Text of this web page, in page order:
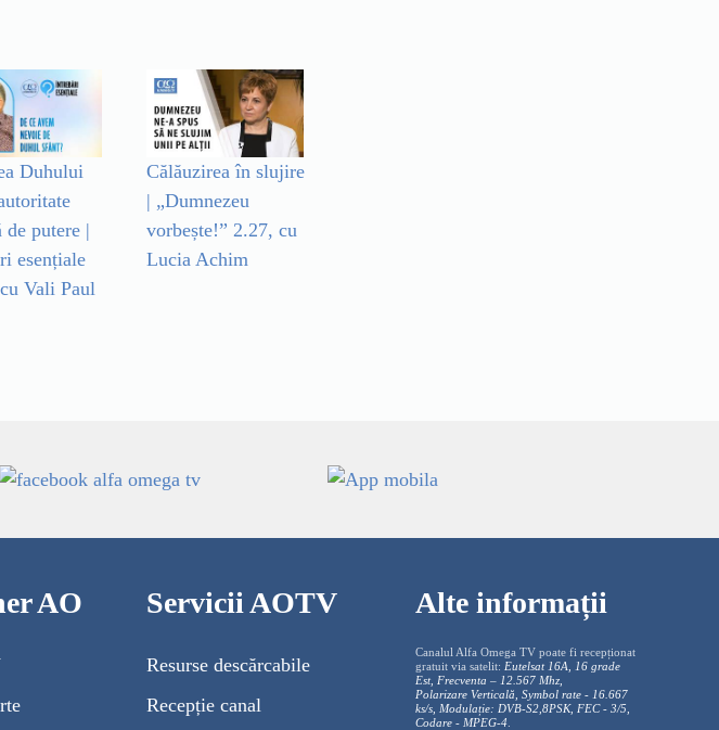
Duhului
de putere |
esențiale
Vali Paul
Călăuzirea în slujire
| „Dumnezeu
vorbește!” 2.27, cu
Lucia Achim
AO Servicii AOTV
Resurse descărcabile
Recepție canal
Alte informații
Canalul Alfa Omega TV poate fi recepționat
gratuit via satelit: Eutelsat 16A, 16 grade
Est, Frecventa – 12.567 Mhz,
Polarizare Verticală, Symbol rate - 16.667
ks/s, Modulație: DVB-S2,8PSK, FEC - 3/5,
Codare - MPEG-4